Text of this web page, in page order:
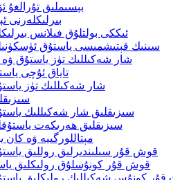
بېسىملىق تۇرالغۇ
بىرلىكلەرنى
ئىككى بولتلۇق فىلانس
سىنىك قېتىشمىسى ياستۇق
شار شەكىللىك تۈز ياستۇق ۋە
تاياق ئۇچى
شار شەكىللىك تۈز
سىزىقلىق شار شەكىللىك
سىزىقلىق ھەرىكەت
مېتاللورگىيە ۋە كان
قوش قۇر سىلىندىرلىق روللىق
قوش قۇر كونۇسلۇق رولىكلىق
قۇر كونۇس شەكىللىك رولىكلىق